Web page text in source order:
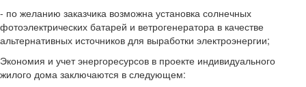
- по желанию заказчика возможна установка солнечных
фотоэлектрических батарей и ветрогенератора в качестве
альтернативных источников для выработки электроэнергии;
Экономия и учет энергоресурсов в проекте индивидуального
жилого дома заключаются в следующем: